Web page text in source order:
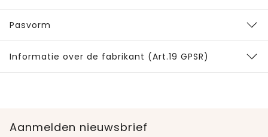
Pasvorm
Informatie over de fabrikant (Art.19 GPSR)
Aanmelden nieuwsbrief